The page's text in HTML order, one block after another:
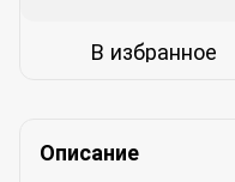
В избранное
Описание